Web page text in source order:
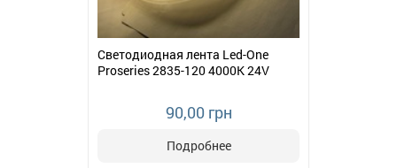
Светодиодная лента Led-One
Proseries 2835-120 4000К 24V
90,00 грн
Подробнее